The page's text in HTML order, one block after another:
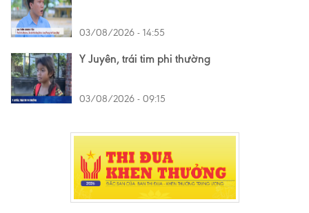
03/08/2026 - 14:55
Y Juyên, trái tim phi thường
03/08/2026 - 09:15